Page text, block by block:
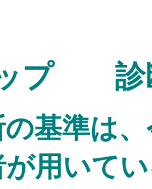
プ 診
の基準は
が用いて